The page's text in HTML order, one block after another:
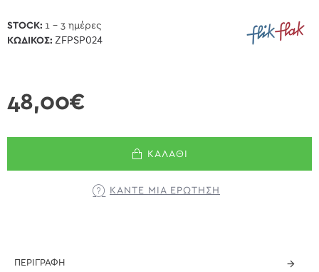
48,00€
STOCK: 1 - 3 ημέρες
ΚΩΔΙΚΌΣ: ZFPSP024
ΚΑΛΆΘΙ
ΚΆΝΤΕ ΜΊΑ ΕΡΏΤΗΣΗ
ΠΕΡΙΓΡΑΦΉ